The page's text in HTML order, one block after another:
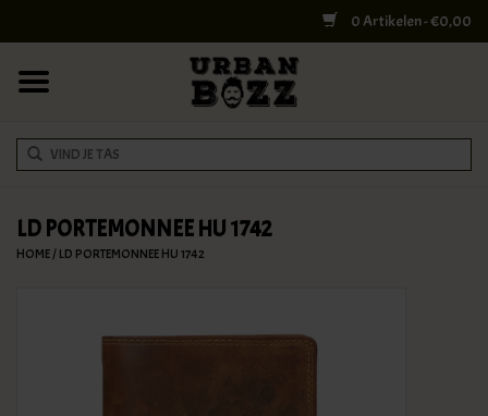
0 Artikelen - €0,00
COLLEGE BAGS
RUGZAKKEN
SHELBY BROTHERS
LD PORTEMONNEE HU 1742
HOME/LD PORTEMONNEE HU 1742